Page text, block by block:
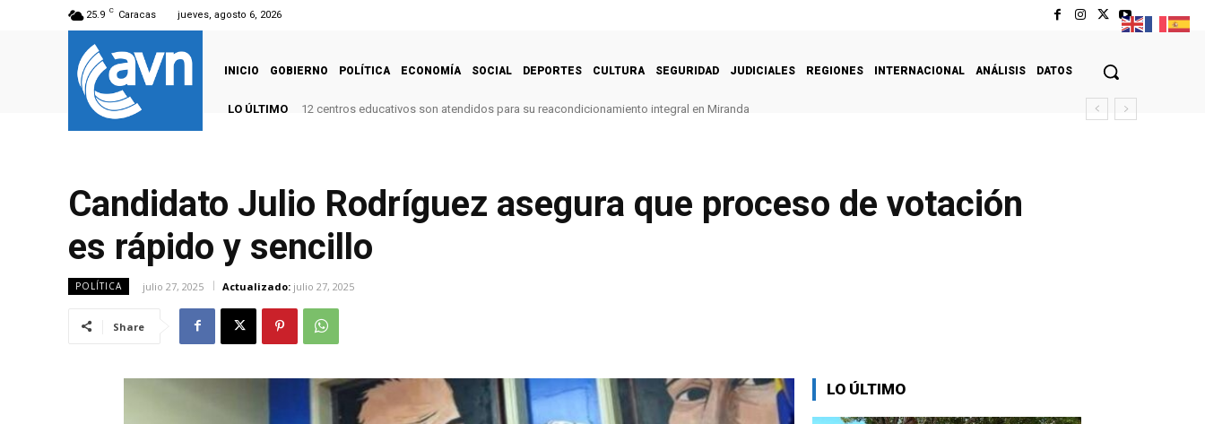
25.9 C Caracas jueves, agosto 6, 2026
INICIO GOBIERNO POLÍTICA ECONOMÍA SOCIAL DEPORTES CULTURA SEGURIDAD JUDICIALES REGIONES INTERNACIONAL ANÁLISIS DATOS
LO ÚLTIMO 12 centros educativos son atendidos para su reacondicionamiento integral en Miranda
Candidato Julio Rodríguez asegura que proceso de votación
es rápido y sencillo
POLÍTICA julio 27, 2025 Actualizado: julio 27, 2025
Share
LO ÚLTIMO